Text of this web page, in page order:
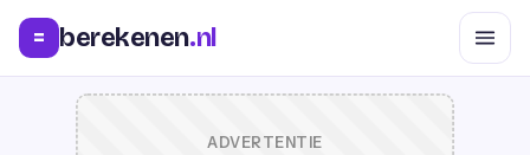
= berekenen.nl
ADVERTENTIE